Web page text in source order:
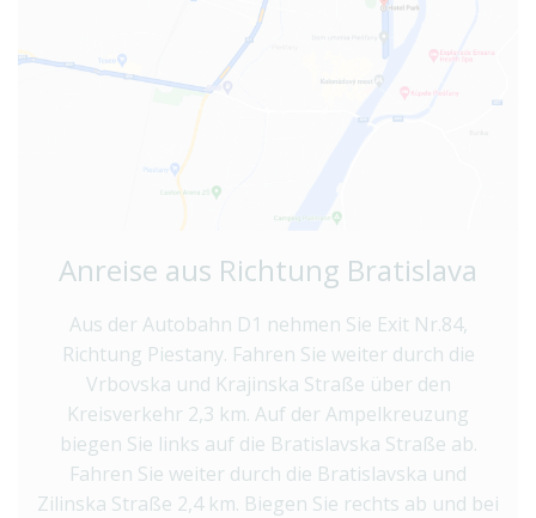
Anreise aus Richtung Bratislava
Aus der Autobahn D1 nehmen Sie Exit Nr.84,
Richtung Piestany. Fahren Sie weiter durch die
Vrbovska und Krajinska Straße über den
Kreisverkehr 2,3 km. Auf der Ampelkreuzung
biegen Sie links auf die Bratislavska Straße ab.
Fahren Sie weiter durch die Bratislavska und
Zilinska Straße 2,4 km. Biegen Sie rechts ab und bei